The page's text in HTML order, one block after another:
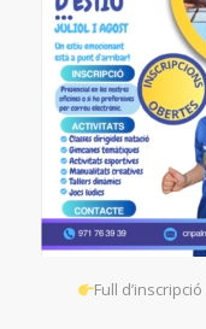
Full d’inscripció